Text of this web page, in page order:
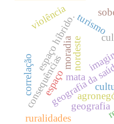
geografia da
moradia
espaço híbrido.
consequências mata
nordeste
turismo
espaço
geografia
violência
correlação
ruralidades